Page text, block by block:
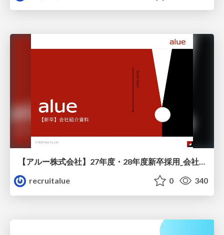
【アルー株式会社】27年度・28年度新卒採用_会社説明資料
recruitalue
0 340